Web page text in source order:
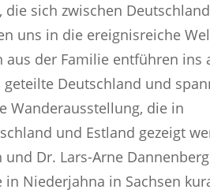
die sich zwischen
uns in die ereignisreiche
aus der Familie entführen ins
Deutschland und
Wanderausstellung, die in
und Estland gezeigt
Dr. Lars-Arne
Niederjahna in Sachsen